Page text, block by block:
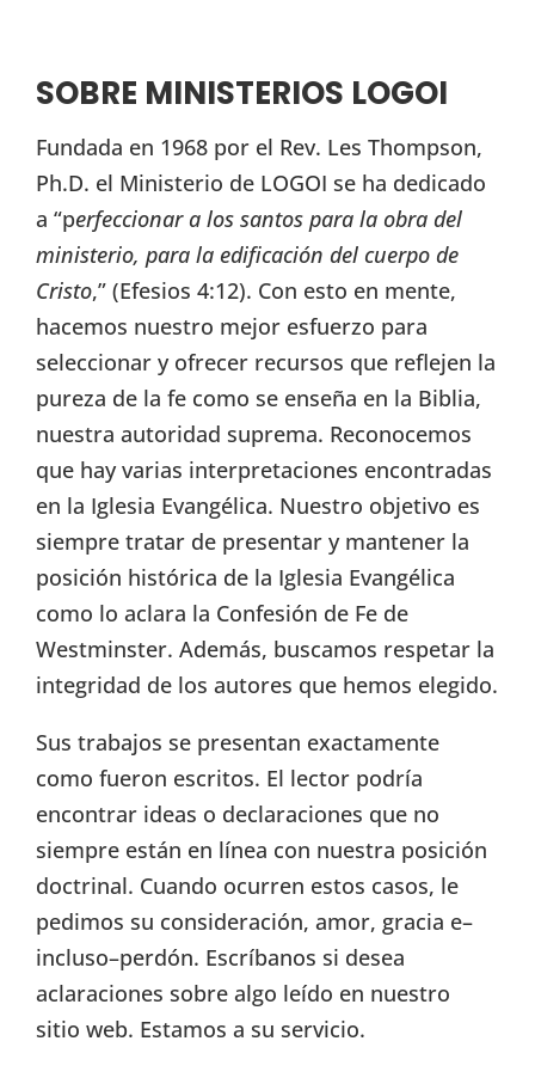
SOBRE MINISTERIOS LOGOI
Fundada en 1968 por el Rev. Les Thompson,
Ph.D. el Ministerio de LOGOI se ha dedicado
a “perfeccionar a los santos para la obra del
ministerio, para la edificación del cuerpo de
Cristo,” (Efesios 4:12). Con esto en mente,
hacemos nuestro mejor esfuerzo para
seleccionar y ofrecer recursos que reflejen la
pureza de la fe como se enseña en la Biblia,
nuestra autoridad suprema. Reconocemos
que hay varias interpretaciones encontradas
en la Iglesia Evangélica. Nuestro objetivo es
siempre tratar de presentar y mantener la
posición histórica de la Iglesia Evangélica
como lo aclara la Confesión de Fe de
Westminster. Además, buscamos respetar la
integridad de los autores que hemos elegido.
Sus trabajos se presentan exactamente
como fueron escritos. El lector podría
encontrar ideas o declaraciones que no
siempre están en línea con nuestra posición
doctrinal. Cuando ocurren estos casos, le
pedimos su consideración, amor, gracia e–
incluso–perdón. Escríbanos si desea
aclaraciones sobre algo leído en nuestro
sitio web. Estamos a su servicio.